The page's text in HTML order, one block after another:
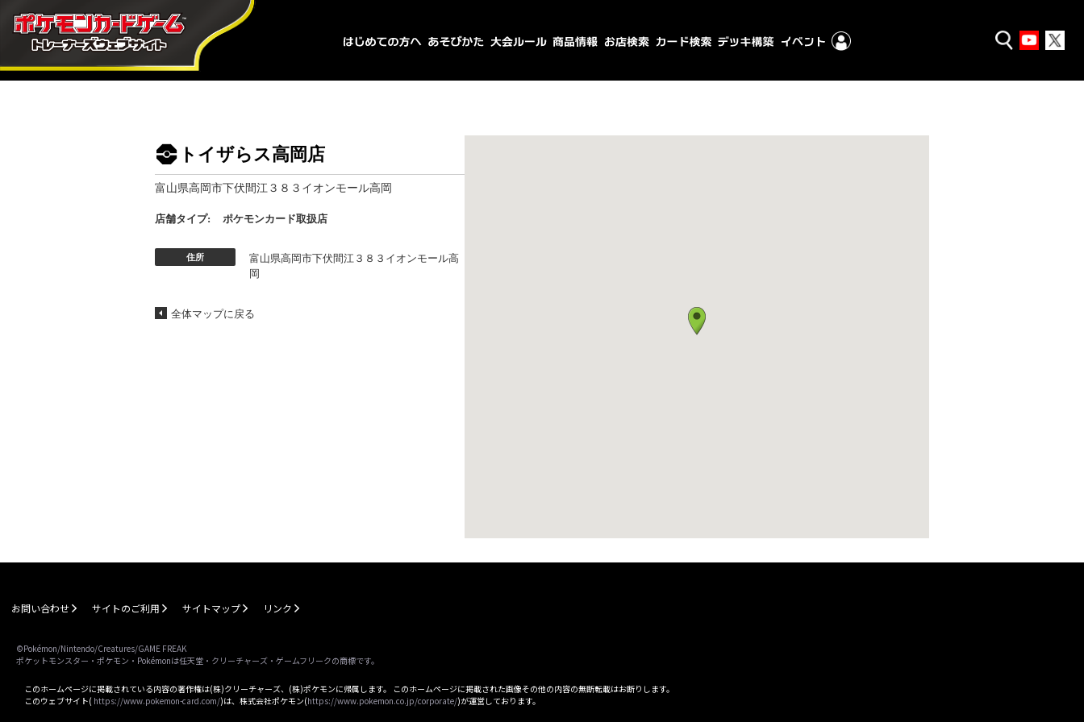
トイザらス高岡店
富山県高岡市下伏間江３８３イオンモール高岡
店舗タイプ: ポケモンカード取扱店
住所
富山県高岡市下伏間江３８３イオンモール高
岡
全体マップに戻る
お問い合わせ サイトのご利用 サイトマップ リンク
©Pokémon/Nintendo/Creatures/GAME FREAK
ポケットモンスター・ポケモン・Pokémonは任天堂・クリーチャーズ・ゲームフリークの商標です。
このホームページに掲載されている内容の著作権は(株)クリーチャーズ、(株)ポケモンに帰属します。 このホームページに掲載された画像その他の内容の無断転載はお断りします。
このウェブサイト( https://www.pokemon-card.com/)は、株式会社ポケモン(https://www.pokemon.co.jp/corporate/)が運営しております。